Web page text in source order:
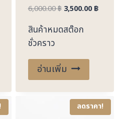
3,500.00 ฿.
6,000.00฿ Original
was:
3,500.00฿Current
สินค้าหมดสต๊อก
ชั่วคราว
อ่านเพิ่ม
ลดราคา!